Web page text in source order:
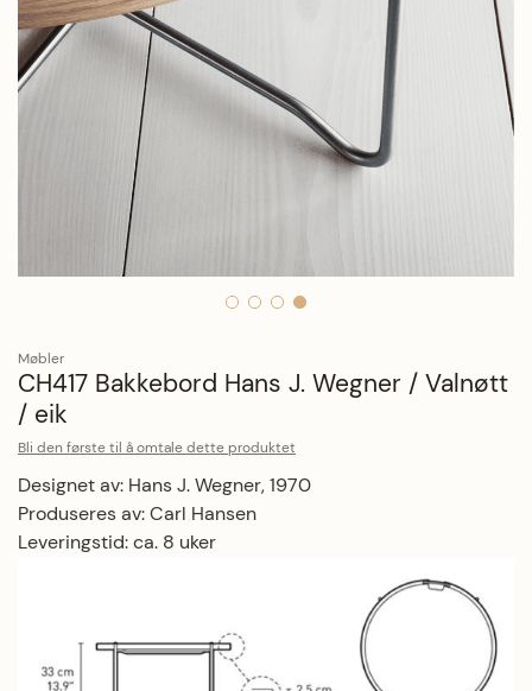
Møbler
CH417 Bakkebord Hans J. Wegner / Valnøtt
/ eik
Bli den første til å omtale dette produktet
Designet av: Hans J. Wegner, 1970
Produseres av: Carl Hansen
Leveringstid: ca. 8 uker